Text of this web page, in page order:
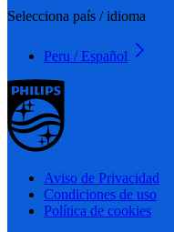
Selecciona país / idioma
Peru / Español
Aviso de Privacidad
Condiciones de uso
Política de cookies